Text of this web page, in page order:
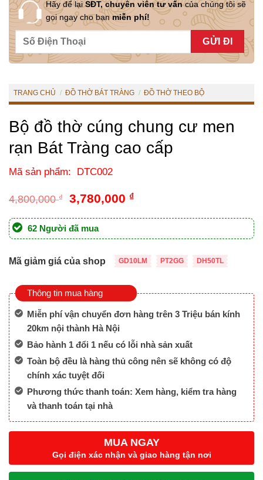
Hãy để lạiSĐT, chuyên viên tư vấncủa chúng tôi sẽ
gọi ngay cho bạnmiễn phí!
TRANG CHỦ / ĐỒ THỜ BÁT TRÀNG / ĐỒ THỜ THEO BỘ
Bộ đồ thờ cúng chung cư men
rạn Bát Tràng cao cấp
Mã sản phẩm: DTC002
4,800,000₫
Giá
là:
4,800,000 ₫.
3,780,000 ₫Giá
tại
62 Người đã mua
Mã giảm giá của shop GD10LM PT2GG DH50TL
Thông tin mua hàng
Miễn phí vận chuyển đơn hàng trên 3 Triệu bán kính
20km nội thành Hà Nội
Bảo hành 1 đổi 1 nếu có lỗi nhà sản xuất
Toàn bộ đều là hàng thủ công nên sẽ không có độ
chính xác tuyệt đối
Phương thức thanh toán: Xem hàng, kiểm tra hàng
và thanh toán tại nhà
MUA NGAY
Gọi điện xác nhận và giao hàng tận nơi